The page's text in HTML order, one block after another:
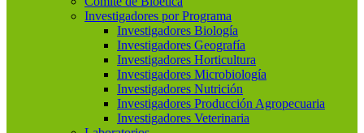
Investigadores por Programa
Investigadores Biología
Investigadores Geografía
Investigadores Horticultura
Investigadores Microbiología
Investigadores Nutrición
Investigadores Producción Agropecuaria
Investigadores Veterinaria